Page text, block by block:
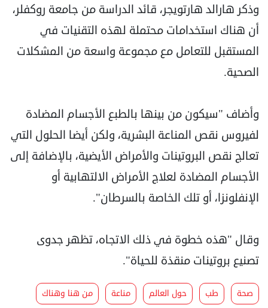
وذكر هارالد هارتويجر، قائد الدراسة من جامعة روكفلر،
أن هناك استخدامات محتملة لهذه التقنيات في
المستقبل للتعامل مع مجموعة واسعة من المشكلات
الصحية.
وأضاف "سيكون من بينها بالطبع الأجسام المضادة
لفيروس نقص المناعة البشرية، ولكن أيضا الحلول التي
تعالج نقص البروتينات والأمراض الأيضية، بالإضافة إلى
الأجسام المضادة لعلاج الأمراض الالتهابية أو
الإنفلونزا، أو تلك الخاصة بالسرطان".
وقال "هذه خطوة في ذلك الاتجاه، تظهر جدوى
تصنيع بروتينات منقذة للحياة".
صحة طب حول العالم مناعة من هنا وهناك